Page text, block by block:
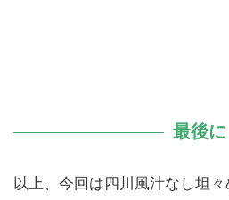
最後に
以上、今回は四川風汁なし坦々